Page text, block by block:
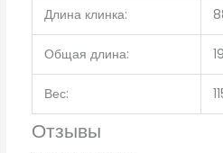
Длина клинка:
Общая длина:
Вес:
Отзывы